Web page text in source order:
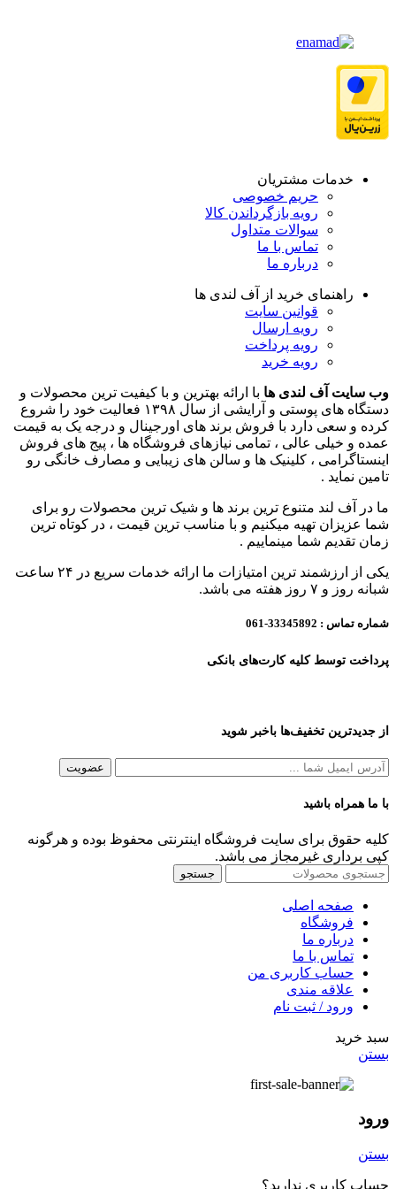
خدمات مشتریان
حریم خصوصی
رویه بازگرداندن کالا
سوالات متداول
تماس با ما
درباره ما
راهنمای خرید از آف لندی ها
قوانین سایت
رویه ارسال
رویه پرداخت
رویه خرید
وب سایت آف لندی ها با ارائه بهترین و با کیفیت ترین محصولات و
دستگاه های پوستی و آرایشی از سال ۱۳۹۸ فعالیت خود را شروع
کرده و سعی دارد با فروش برند های اورجینال و درجه یک به قیمت
عمده و خیلی عالی ، تمامی نیازهای فروشگاه ها ، پیج های فروش
اینستاگرامی ، کلینیک ها و سالن های زیبایی و مصارف خانگی رو
تامین نماید .
ما در آف لند متنوع ترین برند ها و شیک ترین محصولات رو برای
شما عزیزان تهیه میکنیم و با مناسب ترین قیمت ، در کوتاه ترین
زمان تقدیم شما مینماییم .
یکی از ارزشمند ترین امتیازات ما ارائه خدمات سریع در ۲۴ ساعت
شبانه روز و ۷ روز هفته می باشد.
شماره تماس : 33345892-061
پرداخت توسط کلیه کارت‌های بانکی
از جدیدترین تخفیف‌ها باخبر شوید
با ما همراه باشید
کلیه حقوق برای سایت فروشگاه اینترنتی محفوظ بوده و هرگونه
کپی برداری غیرمجاز می باشد.
جستجو
صفحه اصلی
فروشگاه
درباره ما
تماس با ما
حساب کاربری من
علاقه مندی
ورود / ثبت نام
سبد خرید
بستن
ورود
بستن
حساب کاربری ندارید؟